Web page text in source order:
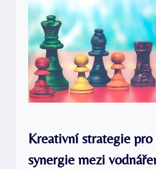
Kreativní strategie
synergie mezi